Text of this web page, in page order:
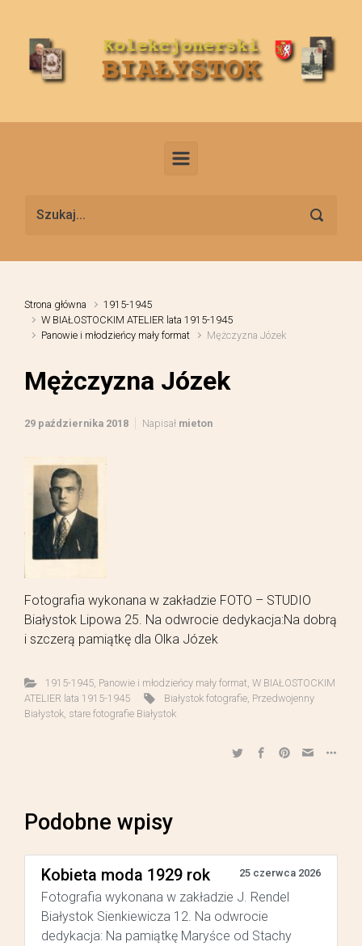
Strona główna
1915-1945
W BIAŁOSTOCKIM ATELIER lata 1915-1945
Panowie i młodzieńcy mały format
Mężczyzna Józek
Mężczyzna Józek
29 października 2018 Napisał mieton
Fotografia wykonana w zakładzie FOTO – STUDIO
Białystok Lipowa 25. Na odwrocie dedykacja:Na dobrą
i szczerą pamiątkę dla Olka Józek
1915-1945, Panowie i młodzieńcy mały format W BIAŁOSTOCKIM
ATELIER lata 1915-1945
Białystok fotografie, Przedwojenny
Białystok stare fotografie Białystok
Podobne wpisy
Kobieta moda 1929 rok 25 czerwca 2026
Fotografia wykonana w zakładzie J. Rendel
Białystok Sienkiewicza 12. Na odwrocie
dedykacja: Na pamiątkę Maryśce od Stachy